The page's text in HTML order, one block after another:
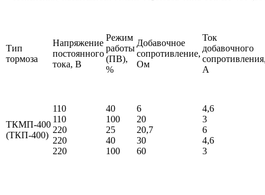
Тип
тормоза
Напряжение
постоянного
тока, В
Режим
работы
(ПВ),
%
Добавочное
сопротивление,
Ом
Ток
добавочного
А
ТКМП-400
(ТКП-400)
110
110
220
220
220
40
100
25
40
100
6
20
20,7
30
60
4,6
3
6
4,6
3